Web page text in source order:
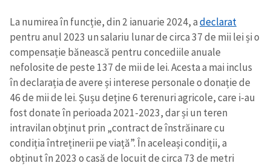
La numirea în funcție, din 2 ianuarie 2024, adeclarat
pentru anul 2023 un salariu lunar de circa 37 de mii lei și o
compensație bănească pentru concediile anuale
nefolosite de peste 137 de mii de lei. Acesta a mai inclus
în declarația de avere și interese personale o donație de
46 de mii de lei. Șușu deține 6 terenuri agricole, care i-au
fost donate în perioada 2021-2023, dar și un teren
intravilan obținut prin „contract de înstrăinare cu
condiția întreținerii pe viață”. În aceleași condiții, a
obținut în 2023 o casă de locuit de circa 73 de metri